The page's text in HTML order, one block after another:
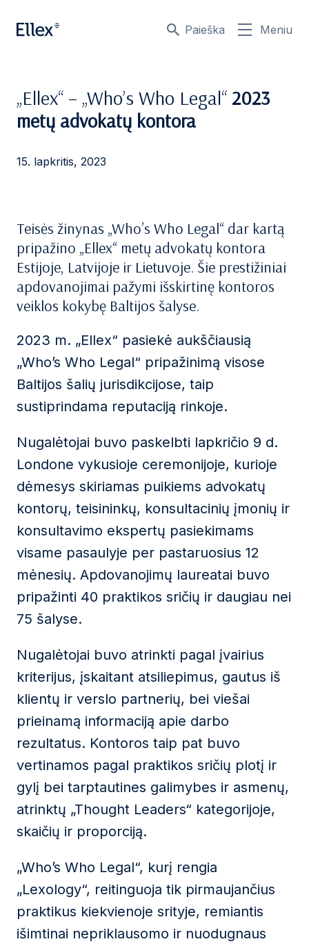
Paieška Meniu
„Ellex“ – „Who’s Who Legal“ 2023
metų advokatų kontora
15. lapkritis, 2023
Teisės žinynas „Who’s Who Legal“ dar kartą
pripažino „Ellex“ metų advokatų kontora
Estijoje, Latvijoje ir Lietuvoje. Šie prestižiniai
apdovanojimai pažymi išskirtinę kontoros
veiklos kokybę Baltijos šalyse.
2023 m. „Ellex“ pasiekė aukščiausią
„Who’s Who Legal“ pripažinimą visose
Baltijos šalių jurisdikcijose, taip
sustiprindama reputaciją rinkoje.
Nugalėtojai buvo paskelbti lapkričio 9 d.
Londone vykusioje ceremonijoje, kurioje
dėmesys skiriamas puikiems advokatų
kontorų, teisininkų, konsultacinių įmonių ir
konsultavimo ekspertų pasiekimams
visame pasaulyje per pastaruosius 12
mėnesių. Apdovanojimų laureatai buvo
pripažinti 40 praktikos sričių ir daugiau nei
75 šalyse.
Nugalėtojai buvo atrinkti pagal įvairius
kriterijus, įskaitant atsiliepimus, gautus iš
klientų ir verslo partnerių, bei viešai
prieinamą informaciją apie darbo
rezultatus. Kontoros taip pat buvo
vertinamos pagal praktikos sričių plotį ir
gylį bei tarptautines galimybes ir asmenų,
atrinktų „Thought Leaders“ kategorijoje,
skaičių ir proporciją.
„Who’s Who Legal“, kurį rengia
„Lexology“, reitinguoja tik pirmaujančius
praktikus kiekvienoje srityje, remiantis
išimtinai nepriklausomo ir nuodugnaus